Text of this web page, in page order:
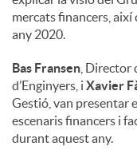
mercats financers, així
any 2020.
Bas Fransen ,
d’Enginyers, i Xavier
Gestió, van presentar
escenaris financers i
durant aquest any.